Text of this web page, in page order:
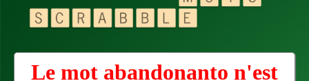
Le mot abandonanto n'est